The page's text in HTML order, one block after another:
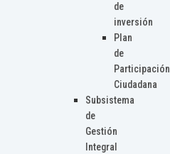
de
inversión
Plan
de
Participación
Ciudadana
Subsistema
de
Gestión
Integral